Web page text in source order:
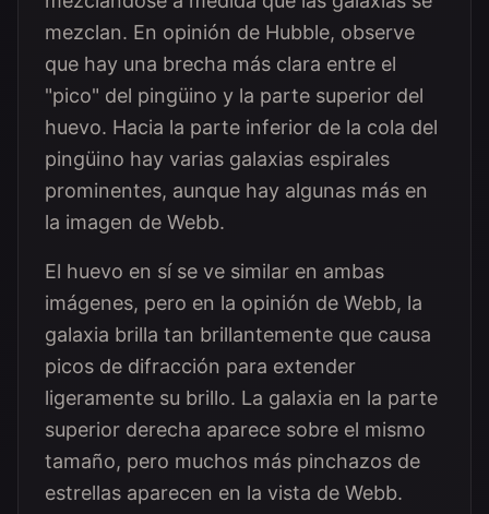
mezclan. En opinión de Hubble, observe
que hay una brecha más clara entre el
"pico" del pingüino y la parte superior del
huevo. Hacia la parte inferior de la cola del
pingüino hay varias galaxias espirales
prominentes, aunque hay algunas más en
la imagen de Webb.
El huevo en sí se ve similar en ambas
imágenes, pero en la opinión de Webb, la
galaxia brilla tan brillantemente que causa
picos de difracción para extender
ligeramente su brillo. La galaxia en la parte
superior derecha aparece sobre el mismo
tamaño, pero muchos más pinchazos de
estrellas aparecen en la vista de Webb.